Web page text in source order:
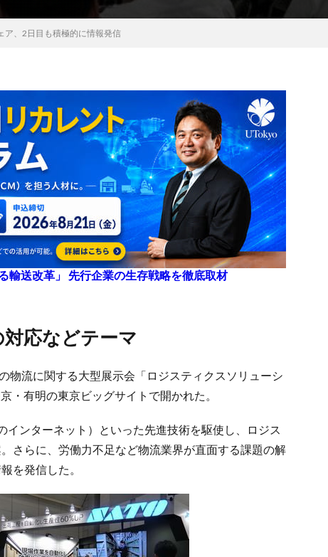
ア、2日目も積極的に情報発信
輸送改革」 先行企業の生存戦略を徹底取材
対応などテーマ
物流に関する大型展示会「ロジスティクスソリューシ
・有明の東京ビッグサイトで開かれた。
ンターネット）といった先進技術を駆使し、ロジス
さらに、労働力不足など物流業界が直面する課題の解
を発信した。